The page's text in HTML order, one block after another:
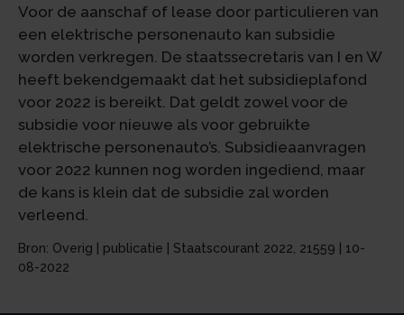
Voor de aanschaf of lease door particulieren van
een elektrische personenauto kan subsidie
worden verkregen. De staatssecretaris van I en W
heeft bekendgemaakt dat het subsidieplafond
voor 2022 is bereikt. Dat geldt zowel voor de
subsidie voor nieuwe als voor gebruikte
elektrische personenauto’s. Subsidieaanvragen
voor 2022 kunnen nog worden ingediend, maar
de kans is klein dat de subsidie zal worden
verleend.
Bron: Overig | publicatie | Staatscourant 2022, 21559 | 10-
08-2022